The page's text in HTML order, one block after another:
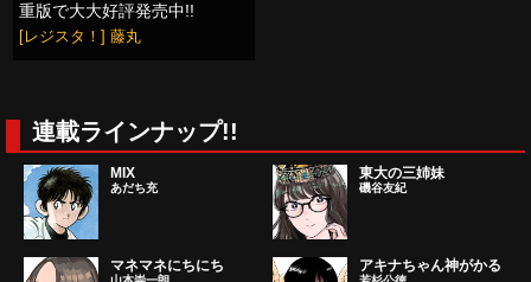
重版で大大好評発売中!!
[レジスタ！] 藤丸
連載ラインナップ!!
MIX
あだち充
東大の三姉妹
磯谷友紀
マネマネにちにち アキナちゃん神がかる